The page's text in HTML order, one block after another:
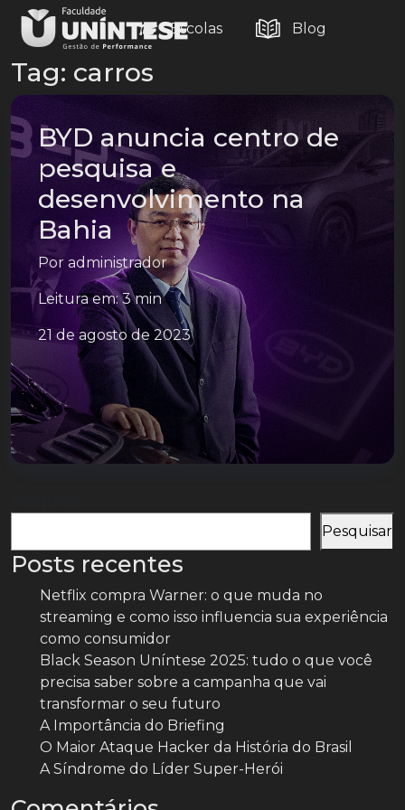
Escolas Blog
Tag: carros
BYD anuncia centro de
pesquisa e
desenvolvimento na
Bahia
Por administrador
Leitura em: 3 min
21 de agosto de 2023
Pesquisar
Posts recentes
Netflix compra Warner: o que muda no
streaming e como isso influencia sua experiência
como consumidor
Black Season Uníntese 2025: tudo o que você
precisa saber sobre a campanha que vai
transformar o seu futuro
A Importância do Briefing
O Maior Ataque Hacker da História do Brasil
A Síndrome do Líder Super-Herói